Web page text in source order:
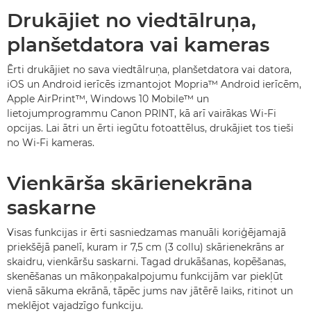
Drukājiet no viedtālruņa,
planšetdatora vai kameras
Ērti drukājiet no sava viedtālruņa, planšetdatora vai datora,
iOS un Android ierīcēs izmantojot Mopria™ Android ierīcēm,
Apple AirPrint™, Windows 10 Mobile™ un
lietojumprogrammu Canon PRINT, kā arī vairākas Wi-Fi
opcijas. Lai ātri un ērti iegūtu fotoattēlus, drukājiet tos tieši
no Wi-Fi kameras.
Vienkārša skārienekrāna
saskarne
Visas funkcijas ir ērti sasniedzamas manuāli koriģējamajā
priekšējā panelī, kuram ir 7,5 cm (3 collu) skārienekrāns ar
skaidru, vienkāršu saskarni. Tagad drukāšanas, kopēšanas,
skenēšanas un mākoņpakalpojumu funkcijām var piekļūt
vienā sākuma ekrānā, tāpēc jums nav jātērē laiks, ritinot un
meklējot vajadzīgo funkciju.